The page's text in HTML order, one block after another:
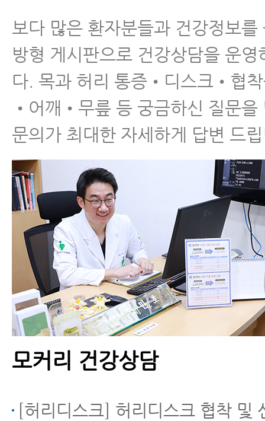
알아야 할 12가지
척추협착증 한방치료 효
과를 못 믿으신다구요?
이 내용을 보시면 믿게
됩니다.
협착증 한방치료로 신경
압박이 풀리는 눈에 보이
는 증거가 있습니다.
척추전방전위증을 동반
이 치료하는 방법
보다 많은 환자분들과 건강정보를
방형 게시판으로 건강상담을 운영
다. 목과 허리 통증•디스크•협
•어깨•무릎 등 궁금하신 질문을
문의가 최대한 자세하게 답변 드
모커리 건강상담
[허리디스크] 허리디스크 협착 및 신경통 문의 (디스크내장